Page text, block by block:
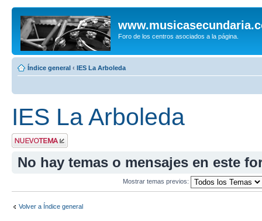
Foro de los centros asociados a la página.
Índice general ‹ IES La Arboleda
IES La Arboleda
Publicar un nuevo
tema
No hay temas o mensajes en este
Mostrar temas previos:
Volver a Índice general